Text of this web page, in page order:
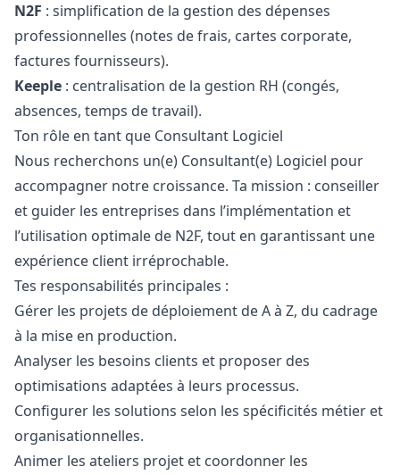
N2F : simplification de la gestion des dépenses
professionnelles (notes de frais, cartes corporate,
factures fournisseurs).
Keeple : centralisation de la gestion RH (congés,
absences, temps de travail).
Ton rôle en tant que Consultant Logiciel
Nous recherchons un(e) Consultant(e) Logiciel pour
accompagner notre croissance. Ta mission : conseiller
et guider les entreprises dans l’implémentation et
l’utilisation optimale de N2F, tout en garantissant une
expérience client irréprochable.
Tes responsabilités principales :
Gérer les projets de déploiement de A à Z, du cadrage
à la mise en production.
Analyser les besoins clients et proposer des
optimisations adaptées à leurs processus.
Configurer les solutions selon les spécificités métier et
organisationnelles.
Animer les ateliers projet et coordonner les